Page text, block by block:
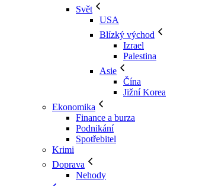
Svět
USA
Blízký východ
Izrael
Palestina
Asie
Čína
Jižní Korea
Ekonomika
Finance a burza
Podnikání
Spotřebitel
Krimi
Doprava
Nehody